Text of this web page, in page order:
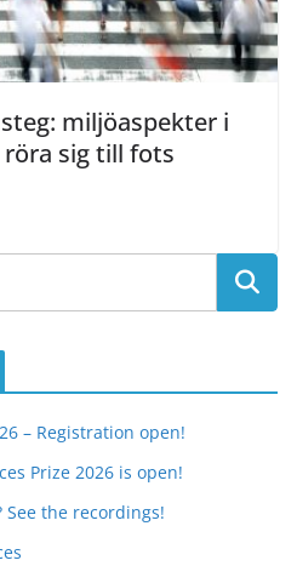
miljöaspekter i
sig till fots
– Registration open!
Prize 2026 is open!
the recordings!